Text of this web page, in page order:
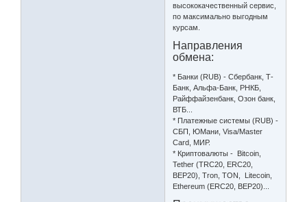
высококачественный сервис,
по максимально выгодным
курсам.
Направления
обмена:
* Банки (RUB) - Сбербанк, Т-
Банк, Альфа-Банк, РНКБ,
Райффайзенбанк, Озон банк,
ВТБ...
* Платежные системы (RUB) -
СБП, ЮМани, Visa/Master
Сard, МИР.
* Криптовалюты - Bitcoin,
Tether (TRC20, ERC20,
BEP20), Tron, TON, Litecoin,
Ethereum (ERC20, BEP20)...